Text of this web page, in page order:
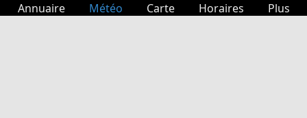
Annuaire Météo Carte Horaires Plus